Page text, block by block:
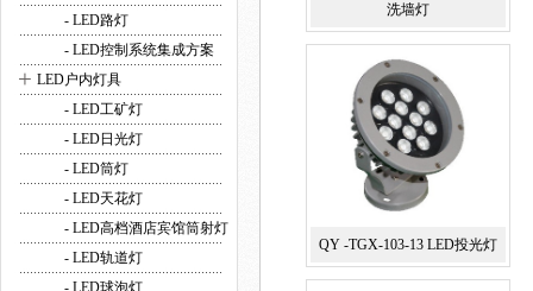
- LED路灯
- LED控制系统集成方案
+ LED户内灯具
- LED工矿灯
- LED日光灯
- LED筒灯
- LED天花灯
- LED高档酒店宾馆筒射灯
- LED轨道灯
- LED球泡灯
洗墙灯
QY -TGX-103-13 LED投光灯